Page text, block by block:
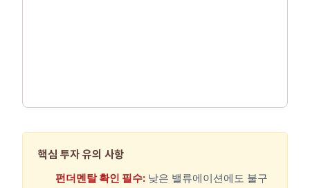
핵심 투자 유의 사항
펀더멘탈 확인 필수: 낮은 밸류에이션에도 불구